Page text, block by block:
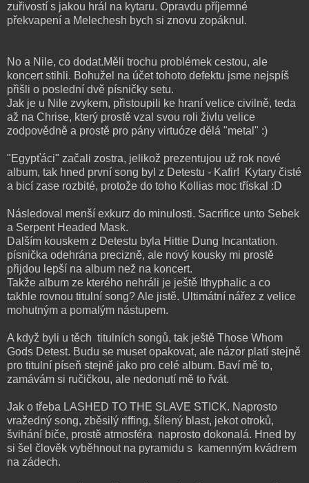
zuřivostí s jakou hrál na kytaru. Opravdu příjemné
překvapení a Melechesh bych si znovu zopáknul.
No a Nile, co dodat.Měli trochu problémek cestou, ale
koncert stihli. Bohužel na účet tohoto defektu jsme nejspíš
přišli o poslední dvě písničky setu.
Jak je u Nile zvykem, přistoupili ke hraní velice civilně, teda
až na Chrise, který prostě vzal svou roli živlu velice
zodpovědně a prostě pro pány virtuóze dělá "metal" :)
"Egypťáci" začali zostra, jelikož prezentujou už rok nové
album, tak hned první song byl z Detestu - Kafir! Kytary čisté
a bicí zase rozbité, protože do toho Kollias moc třískal :D
Následoval menší exkurz do minulosti. Sacrifice unto Sebek
a Serpent Headed Mask.
Dalším kouskem z Detestu byla Hittie Dung Incantation.
písnička odehrána precizně, ale nový kousky mi prostě
přijdou lepší na album než na koncert.
Takže album ze kterého nehráli je ještě Ithyphalic a co
takhle rovnou titulní song? Ale jistě. Ultimátní nářez z velice
mohutným a pomalým nástupem.
A když byli u těch titulních songů, tak ještě Those Whom
Gods Detest. Budu se muset opakovat, ale názor platí stejně
pro titulní píseň stejně jako pro celé album. Baví mě to,
zamávám si ručičkou, ale nedonutí mě to řvát.
Jak o třeba LASHED TO THE SLAVE STICK. Naprosto
vražedný song, zběsilý riffing, šílený blast, jekot otroků,
švihání biče, prostě atmosféra naprosto dokonalá. Hned by
si šel člověk vyběhnout na pyramidu s kamenným kvádrem
na zádech.